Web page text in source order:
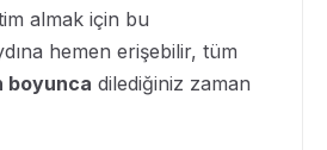
almak için bu
hemen erişebilir, tüm
boyunca dilediğiniz zaman